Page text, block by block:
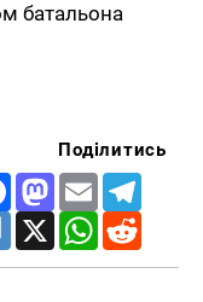
батальона
Поділитись
FacebookMastodon
Email
Diigo X WhatsApp